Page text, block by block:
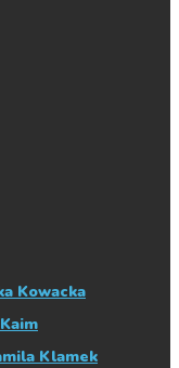
Kowacka
Klamek